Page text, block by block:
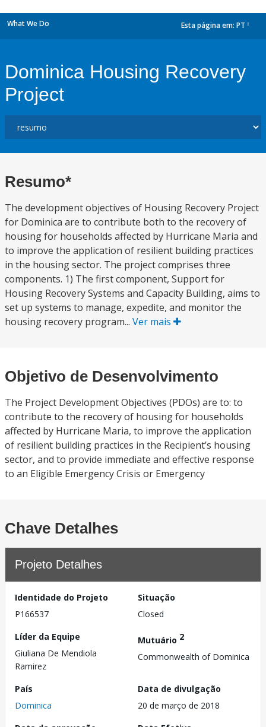
What We Do Esta página em: PT
Dominica Housing Recovery
Project
Resumo*
The development objectives of Housing Recovery Project
for Dominica are to contribute both to the recovery of
housing for households affected by Hurricane Maria and
to improve the application of resilient building practices
in the housing sector. The project comprises three
components. 1) The first component, Support for
Housing Recovery Systems and Capacity Building, aims to
set up systems to manage, expedite, and monitor the
housing recovery program... Ver mais
Objetivo de Desenvolvimento
The Project Development Objectives (PDOs) are to: to
contribute to the recovery of housing for households
affected by Hurricane Maria, to improve the application
of resilient building practices in the Recipient’s housing
sector, and to provide immediate and effective response
to an Eligible Emergency Crisis or Emergency
Chave Detalhes
Projeto Detalhes
Identidade do Projeto
P166537
Situação
Closed
Líder da Equipe
Giuliana De Mendiola
Ramirez
Mutuário 2
Commonwealth of Dominica
País
Dominica
Data de divulgação
20 de março de 2018